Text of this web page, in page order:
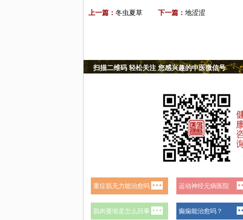
上一篇： 冬虫夏草 下一篇： 地涩涩
扫描二维码 轻松关注 您感兴趣的中医微信号